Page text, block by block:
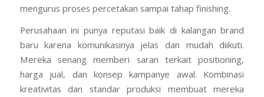
mengurus proses percetakan sampai tahap finishing.
Perusahaan ini punya reputasi baik di kalangan brand
baru karena komunikasinya jelas dan mudah diikuti.
Mereka senang memberi saran terkait positioning,
harga jual, dan konsep kampanye awal. Kombinasi
kreativitas dan standar produksi membuat mereka